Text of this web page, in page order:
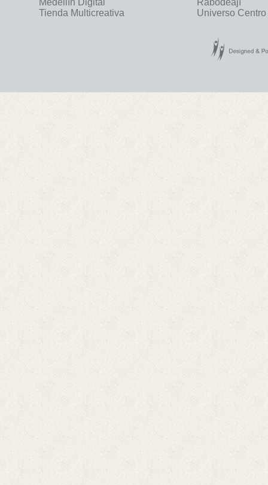
Medellín Digital
Rabodeají
Tienda Multicreativa
Universo Centro